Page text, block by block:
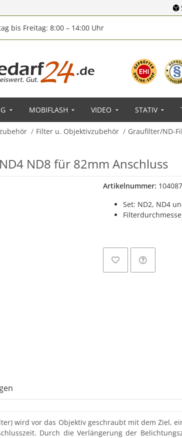
bis Freitag: 8:00 – 14:00 Uhr
MOBIFLASH VIDEO STATIV
Filter u. Objektivzubehör Graufilter/ND-
ND8 für 82mm Anschluss
Artikelnummer: 104087
Set: ND2, ND4
wird vor das Objektiv geschraubt mit dem Ziel,
Durch die Verlängerung der